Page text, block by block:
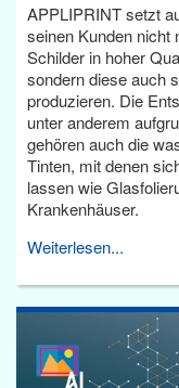
APPLIPRINT setzt
seinen Kunden nicht
Schilder in hoher
sondern diese auch
produzieren. Die
unter anderem
gehören auch die
Tinten, mit denen
lassen wie
Krankenhäuser.
Weiterlesen...